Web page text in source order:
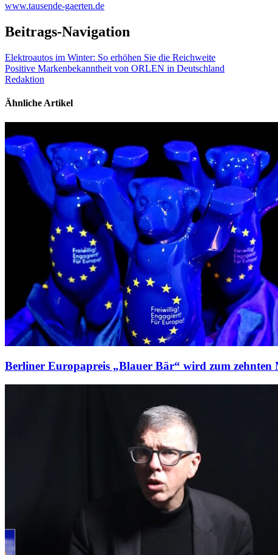
www.tausende-gaerten.de
Beitrags-Navigation
Elektroautos im Winter: So erhöhen Sie die Reichweite
Positive Markenbekanntheit von ORLEN in Deutschland
Redaktion
Ähnliche Artikel
Berliner Europapreis „Blauer Bär“ wird zum zehnten